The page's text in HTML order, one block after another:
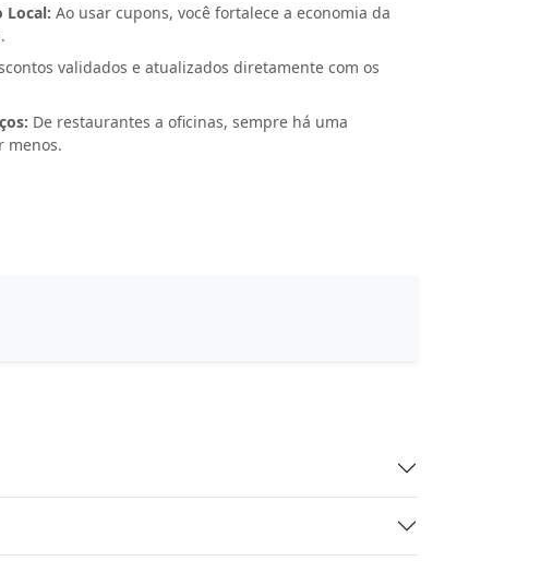
Local: Ao usar cupons, você fortalece a economia da
validados e atualizados diretamente com os
De restaurantes a oficinas, sempre há uma
menos.